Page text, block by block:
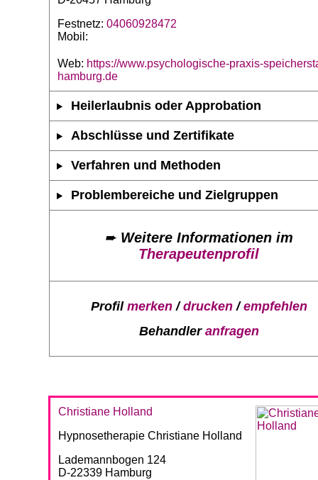
Festnetz: 04060928472
Mobil:
Web: https://www.psychologische-praxis-
hamburg.de
Heilerlaubnis oder Approbation
Abschlüsse und Zertifikate
Verfahren und Methoden
Problembereiche und Zielgruppen
➨ Weitere Informationen im
Therapeutenprofil
Profil merken/drucken/empfehlen
Behandler anfragen
Christiane Holland
Hypnosetherapie Christiane Holland
Lademannbogen 124
D-22339 Hamburg